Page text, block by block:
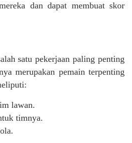
dan dapat membuat skor
satu pekerjaan paling penting
merupakan pemain terpenting
lawan.
timnya.